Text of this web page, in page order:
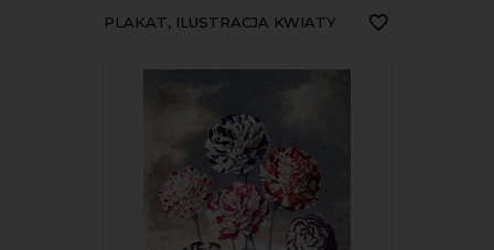
PLAKAT, ILUSTRACJA KWIATY